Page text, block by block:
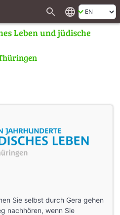
search
language
Leben und jüdische
Sie selbst durch Gera gehen
nachhören, wenn Sie